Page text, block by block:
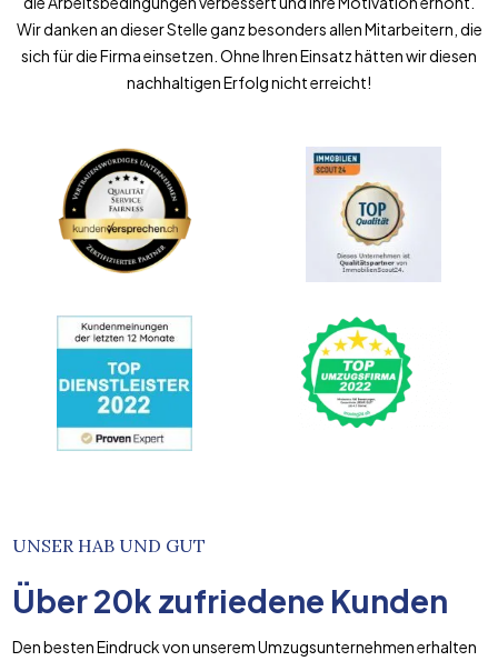
Wir danken an dieser Stelle ganz besonders allen Mitarbeitern, die
sich für die Firma einsetzen. Ohne Ihren Einsatz hätten wir diesen
nachhaltigen Erfolg nicht erreicht!
UNSER HAB UND GUT
Über20k zufriedene Kunden
Den besten Eindruck von unserem Umzugsunternehmen erhalten